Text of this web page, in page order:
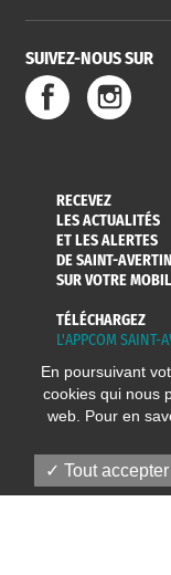
SERVICE
DE L'EAU
SUIVEZ-NOUS SUR
RECEVEZ
LES ACTUALITÉS
ET LES ALERTES
DE SAINT-AVERTIN
SUR VOTRE
TÉLÉCHARGEZ
L'APPCOM SAINT-
En poursuivant
cookies qui nous
web. Pour en
Tout accepter